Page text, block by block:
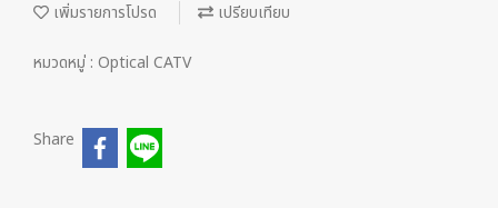
เพิ่มรายการโปรด เปรียบเทียบ
หมวดหมู่ : Optical CATV
Share